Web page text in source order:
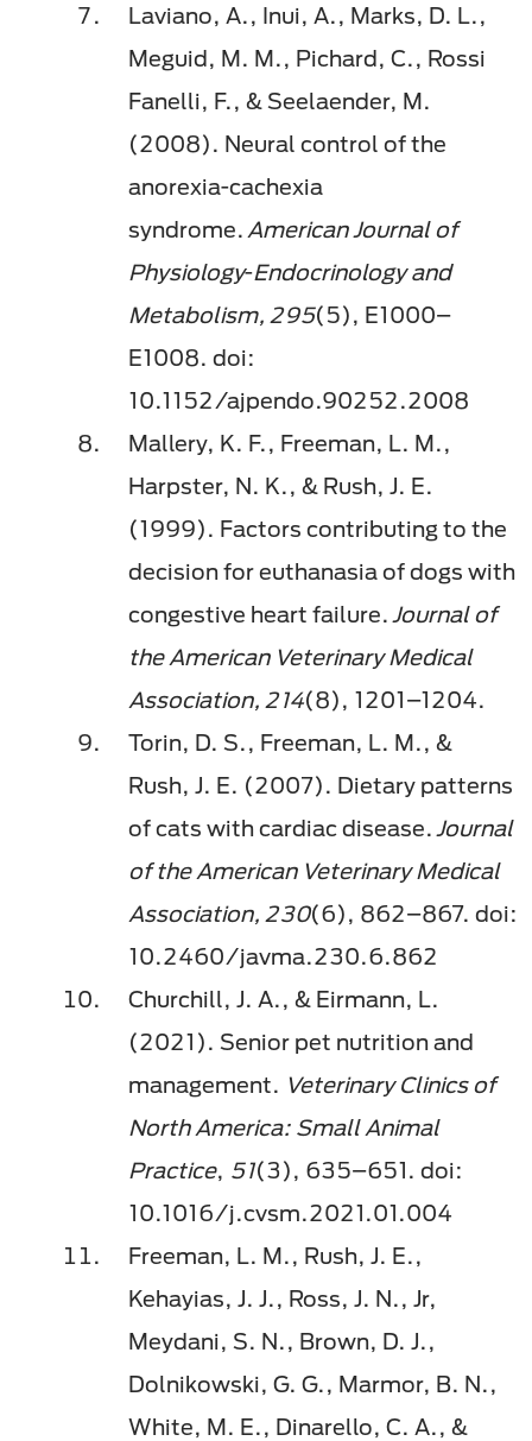
Laviano, A., Inui, A., Marks, D. L.,
Meguid, M. M., Pichard, C., Rossi
Fanelli, F., & Seelaender, M.
(2008). Neural control of the
anorexia-cachexia
syndrome. American Journal of
Physiology-Endocrinology and
Metabolism, 295(5), E1000–
E1008. doi:
10.1152/ajpendo.90252.2008
Mallery, K. F., Freeman, L. M.,
Harpster, N. K., & Rush, J. E.
(1999). Factors contributing to the
decision for euthanasia of dogs with
congestive heart failure. Journal of
the American Veterinary Medical
Association, 214(8), 1201–1204.
Torin, D. S., Freeman, L. M., &
Rush, J. E. (2007). Dietary patterns
of cats with cardiac disease. Journal
of the American Veterinary Medical
Association, 230(6), 862–867. doi:
10.2460/javma.230.6.862
Churchill, J. A., & Eirmann, L.
(2021). Senior pet nutrition and
management. Veterinary Clinics of
North America: Small Animal
Practice, 51(3), 635–651. doi:
10.1016/j.cvsm.2021.01.004
Freeman, L. M., Rush, J. E.,
Kehayias, J. J., Ross, J. N., Jr,
Meydani, S. N., Brown, D. J.,
Dolnikowski, G. G., Marmor, B. N.,
White, M. E., Dinarello, C. A., &